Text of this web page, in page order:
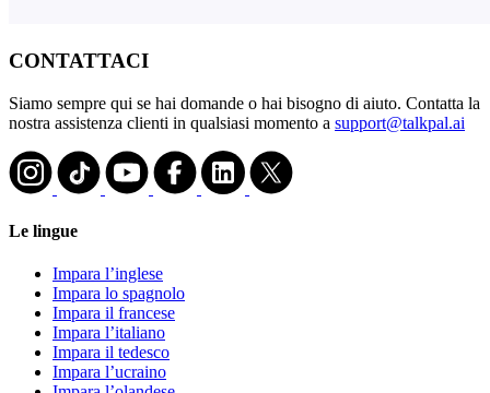
CONTATTACI
Siamo sempre qui se hai domande o hai bisogno di aiuto. Contatta la
nostra assistenza clienti in qualsiasi momento a support@talkpal.ai
Le lingue
Impara l’inglese
Impara lo spagnolo
Impara il francese
Impara l’italiano
Impara il tedesco
Impara l’ucraino